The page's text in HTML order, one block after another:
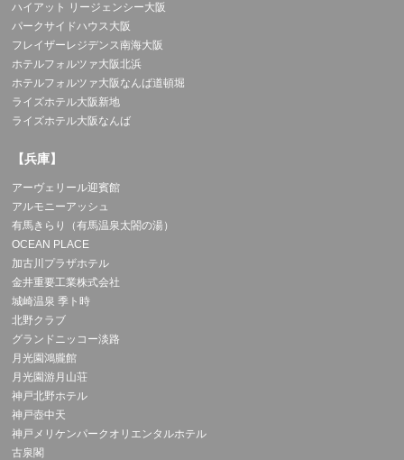
ハイアット リージェンシー大阪
パークサイドハウス大阪
フレイザーレジデンス南海大阪
ホテルフォルツァ大阪北浜
ホテルフォルツァ大阪なんば道頓堀
ライズホテル大阪新地
ライズホテル大阪なんば
【兵庫】
アーヴェリール迎賓館
アルモニーアッシュ
有馬きらり（有馬温泉太閤の湯）
OCEAN PLACE
加古川プラザホテル
金井重要工業株式会社
城崎温泉 季ト時
北野クラブ
グランドニッコー淡路
月光園鴻朧館
月光園游月山荘
神戸北野ホテル
神戸壺中天
神戸メリケンパークオリエンタルホテル
古泉閣